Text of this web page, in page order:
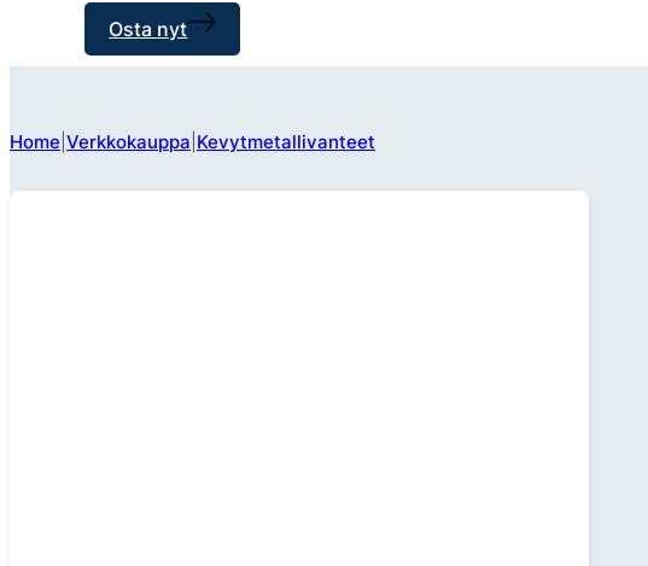
Osta nyt
Home Verkkokauppa Kevytmetallivanteet